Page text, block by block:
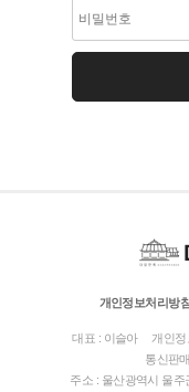
개인정보처리방
대표 : 이슬아 개인정
통신판
주소 : 울산광역시 울